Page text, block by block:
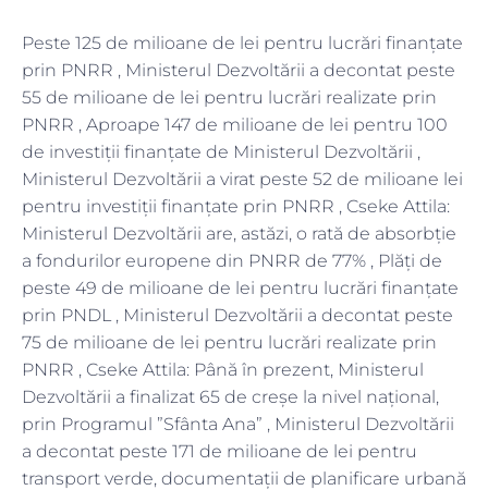
Peste 125 de milioane de lei pentru lucrări finanțate
prin PNRR , Ministerul Dezvoltării a decontat peste
55 de milioane de lei pentru lucrări realizate prin
PNRR , Aproape 147 de milioane de lei pentru 100
de investiții finanțate de Ministerul Dezvoltării ,
Ministerul Dezvoltării a virat peste 52 de milioane lei
pentru investiții finanțate prin PNRR , Cseke Attila:
Ministerul Dezvoltării are, astăzi, o rată de absorbție
a fondurilor europene din PNRR de 77% , Plăți de
peste 49 de milioane de lei pentru lucrări finanțate
prin PNDL , Ministerul Dezvoltării a decontat peste
75 de milioane de lei pentru lucrări realizate prin
PNRR , Cseke Attila: Până în prezent, Ministerul
Dezvoltării a finalizat 65 de creșe la nivel național,
prin Programul ”Sfânta Ana” , Ministerul Dezvoltării
a decontat peste 171 de milioane de lei pentru
transport verde, documentații de planificare urbană